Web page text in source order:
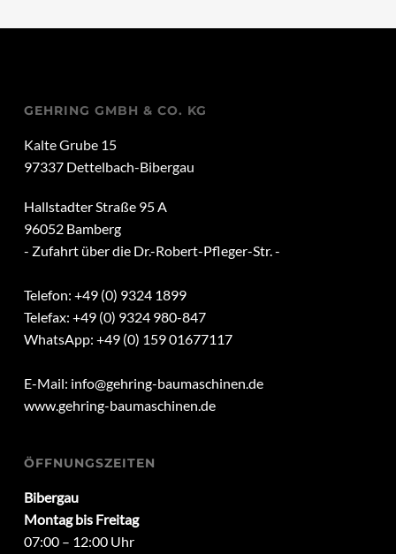
GEHRING GMBH & CO. KG
Kalte Grube 15
97337 Dettelbach-Bibergau
Hallstadter Straße 95 A
96052 Bamberg
- Zufahrt über die Dr.-Robert-Pfleger-Str. -
Telefon: +49 (0) 9324 1899
Telefax: +49 (0) 9324 980-847
WhatsApp: +49 (0) 159 01677117
E-Mail: info@gehring-baumaschinen.de
www.gehring-baumaschinen.de
ÖFFNUNGSZEITEN
Bibergau
Montag bis Freitag
07:00 – 12:00 Uhr